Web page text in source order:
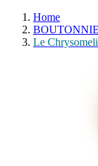
Home
Le